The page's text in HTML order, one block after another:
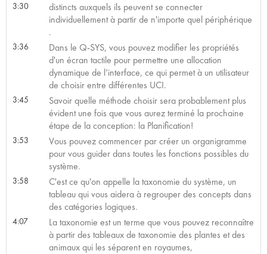
3:30
distincts auxquels ils peuvent se connecter
individuellement à partir de n'importe quel périphérique
.
3:36
Dans le Q-SYS, vous pouvez modifier les propriétés
d'un écran tactile pour permettre une allocation
dynamique de l’interface, ce qui permet à un utilisateur
de choisir entre différentes UCI.
3:45
Savoir quelle méthode choisir sera probablement plus
évident une fois que vous aurez terminé la prochaine
étape de la conception: la Planification!
3:53
Vous pouvez commencer par créer un organigramme
pour vous guider dans toutes les fonctions possibles du
système.
3:58
C'est ce qu'on appelle la taxonomie du système, un
tableau qui vous aidera à regrouper des concepts dans
des catégories logiques.
4:07
La taxonomie est un terme que vous pouvez reconnaître
à partir des tableaux de taxonomie des plantes et des
animaux qui les séparent en royaumes,